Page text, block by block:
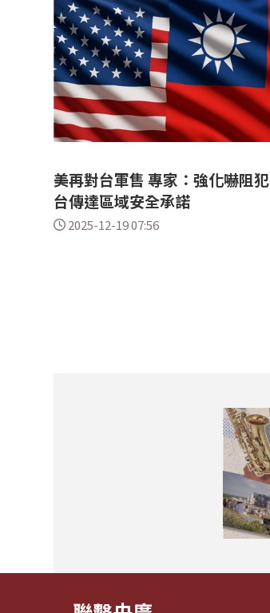
美再對台軍售 專家：強化嚇阻犯
台傳達區域安全承諾
2025-12-19 07:56